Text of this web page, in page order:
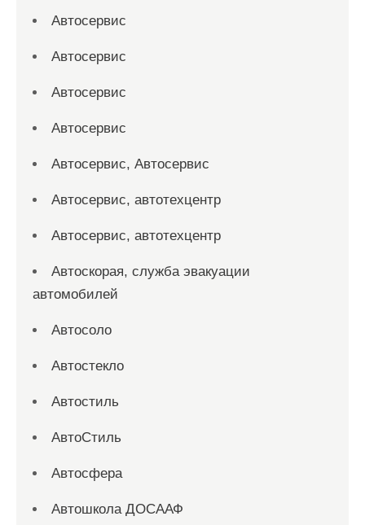
Автосервис
Автосервис
Автосервис
Автосервис
Автосервис, Автосервис
Автосервис, автотехцентр
Автосервис, автотехцентр
Автоскорая, служба эвакуации
автомобилей
Автосоло
Автостекло
Автостиль
АвтоСтиль
Автосфера
Автошкола ДОСААФ